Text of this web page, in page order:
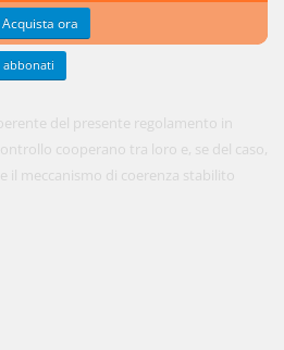
del presente regolamento in
cooperano tra loro e, se del caso,
il meccanismo di coerenza stabilito
Acquista ora
abbonati